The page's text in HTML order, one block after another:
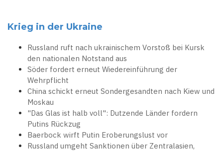
Krieg in der Ukraine
Russland ruft nach ukrainischem Vorstoß bei Kursk
den nationalen Notstand aus
Söder fordert erneut Wiedereinführung der
Wehrpflicht
China schickt erneut Sondergesandten nach Kiew und
Moskau
"Das Glas ist halb voll": Dutzende Länder fordern
Putins Rückzug
Baerbock wirft Putin Eroberungslust vor
Russland umgeht Sanktionen über Zentralasien,